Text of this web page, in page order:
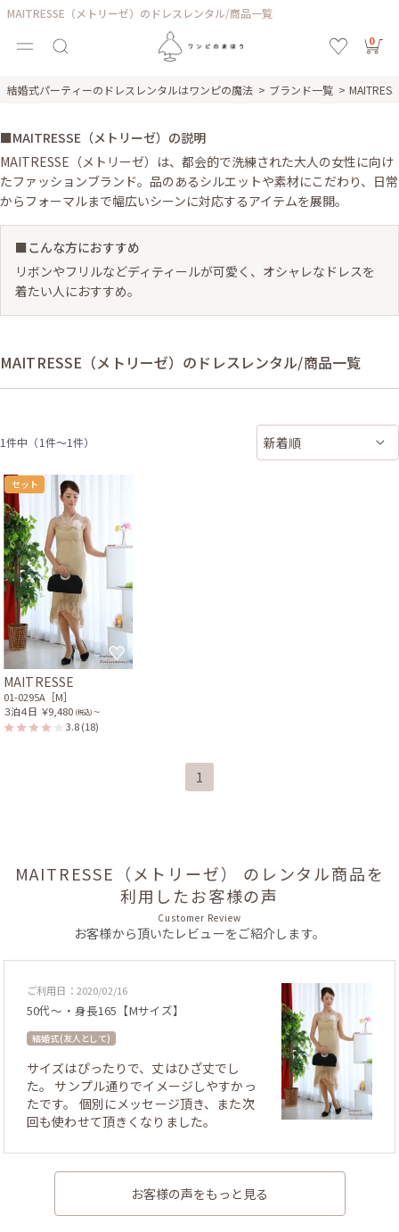
MAITRESSE（メトリーゼ）のドレスレンタル/商品一覧
0
結婚式パーティーのドレスレンタルはワンピの魔法 ブランド一覧
■MAITRESSE（メトリーゼ）の説明
MAITRESSE（メトリーゼ）は、都会的で洗練された大人の女性に向け
たファッションブランド。品のあるシルエットや素材にこだわり、日常
からフォーマルまで幅広いシーンに対応するアイテムを展開。
■こんな方におすすめ
リボンやフリルなどディティールが可愛く、オシャレなドレスを
着たい人におすすめ。
MAITRESSE（メトリーゼ）のドレスレンタル/商品一覧
1件中（1件〜1件）
セット
MAITRESSE
01-0295A［M］
３泊４日 ￥9,480 (税込) 〜
3.8(18)
1
MAITRESSE（メトリーゼ） のレンタル商品を
利用したお客様の声
Customer Review
お客様から頂いたレビューをご紹介します。
ご利用日：2020/02/16
50代～・身長165【Mサイズ】
結婚式 (友人として)
サイズはぴったりで、丈はひざ丈でし
た。 サンプル通りでイメージしやすかっ
たです。 個別にメッセージ頂き、また次
回も使わせて頂きくなりました。
お客様の声をもっと見る